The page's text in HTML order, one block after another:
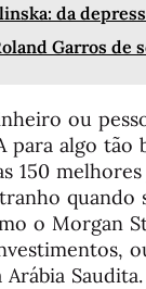
da
Garros de
ou
para algo tão
150
quando
o Morgan
Saudita.